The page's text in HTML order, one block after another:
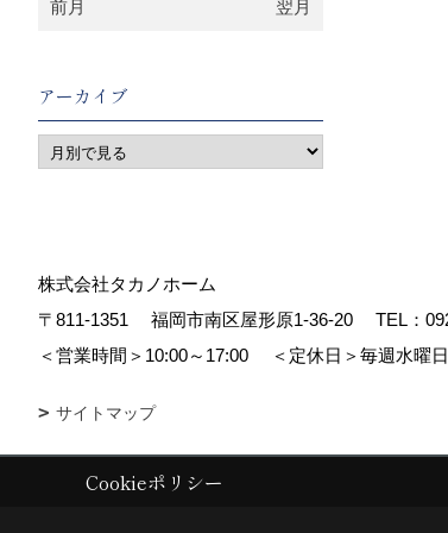
前月 翌月
アーカイブ
株式会社タカノホーム
〒811-1351
福岡市南区屋形原1-36-20 TEL：
＜営業時間＞10:00～17:00
＜定休日＞毎週水曜
サイトマップ
Copyright (c) TAKANO CONSTRUCTION CO.,LTD. All
Cookieポリシー